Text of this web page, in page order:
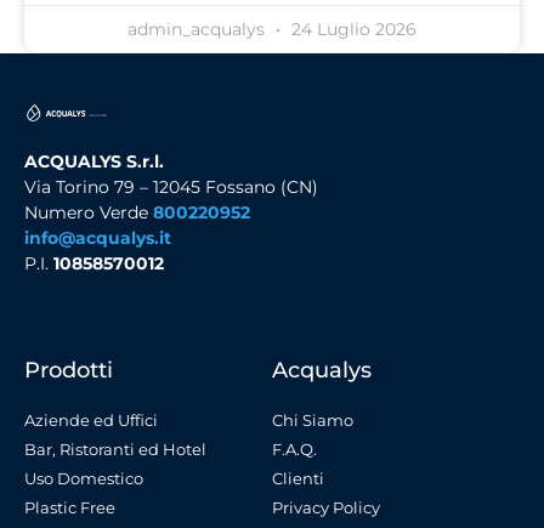
admin_acqualys 24 Luglio 2026
ACQUALYS S.r.l.
Via Torino 79 – 12045 Fossano (CN)
Numero Verde 800220952
info@acqualys.it
P.I. 10858570012
Prodotti
Aziende ed Uffici
Bar, Ristoranti ed Hotel
Uso Domestico
Plastic Free
Acqualys
Chi Siamo
F.A.Q.
Clienti
Privacy Policy